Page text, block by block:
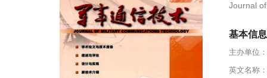
Journal
基本信息
主办单位